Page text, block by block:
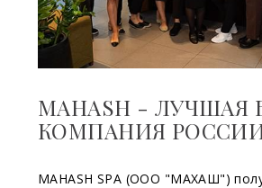
MAHASH -
КОМПАНИЯ
MAHASH SPA (ООО "МАХАШ")